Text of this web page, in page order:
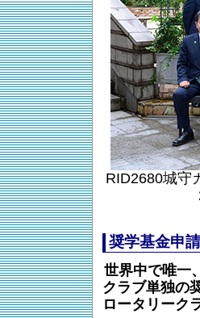
RID2680城守
奨学基金申
世界中で唯一、
クラブ単独の
ロータリーク